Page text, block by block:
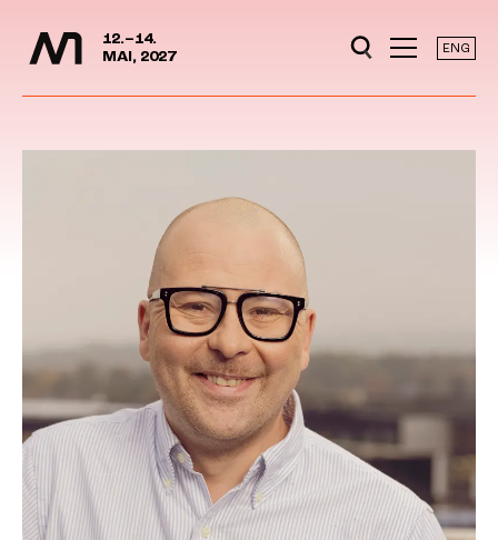
Hopp til hovedinnhold
12.–14.
MAI, 2027
ENG